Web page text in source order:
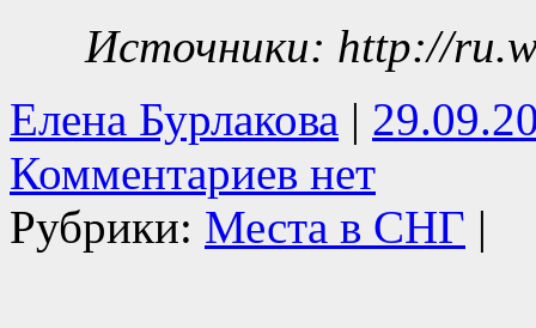
Источники: http://
Елена Бурлакова |
Комментариев нет
Рубрики: Места в СНГ |